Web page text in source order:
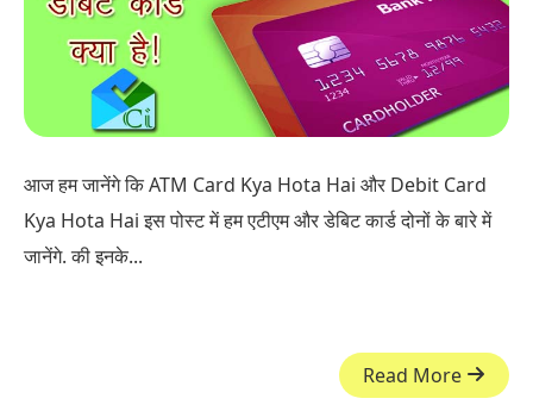
आज हम जानेंगे कि ATM Card Kya Hota Hai और Debit Card
Kya Hota Hai इस पोस्ट में हम एटीएम और डेबिट कार्ड दोनों के बारे में
जानेंगे. की इनके...
Read More